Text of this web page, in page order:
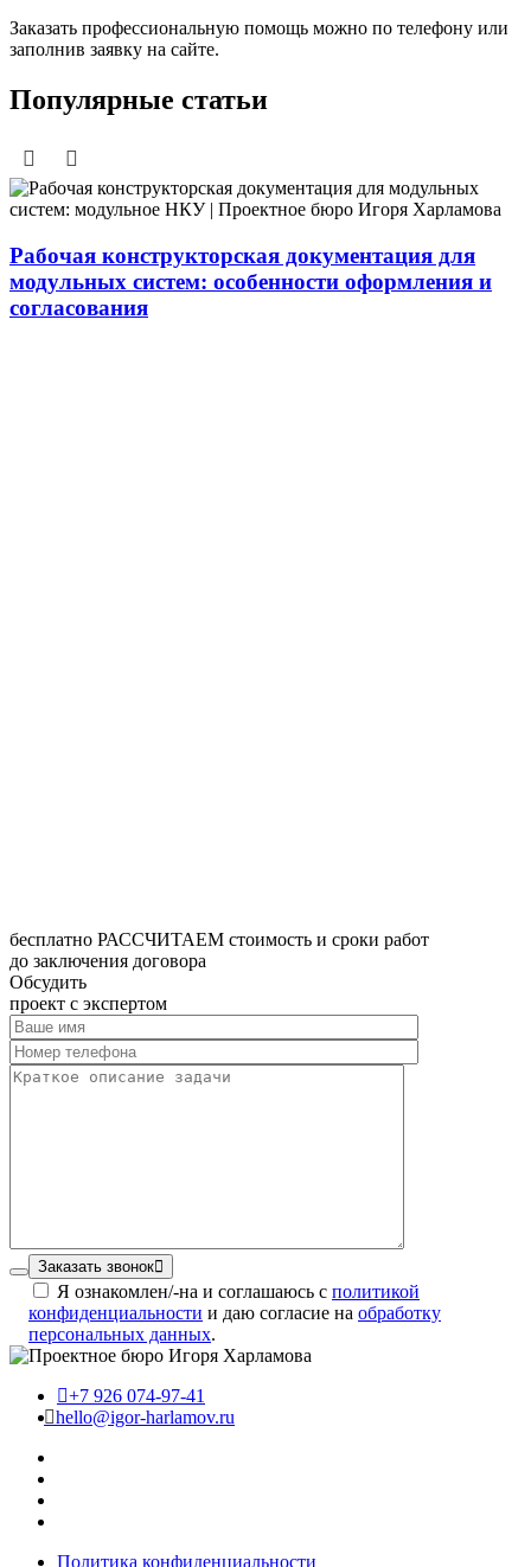
Заказать профессиональную помощь можно по телефону или
заполнив заявку на сайте.
Популярные статьи
Рабочая конструкторская документация для
модульных систем: особенности оформления и
согласования
бесплатно РАССЧИТАЕМ стоимость и сроки работ
до заключения договора
Обсудить
проект с экспертом
Заказать звонок
Я ознакомлен/-на и соглашаюсь с политикой
конфиденциальности и даю согласие на обработку
персональных данных.
+7 926 074-97-41
hello@igor-harlamov.ru
Политика конфиденциальности